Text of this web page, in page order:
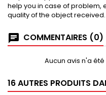
help you in case of problem,
quality of the object received.
COMMENTAIRES (0)
Aucun avis n'a
16 AUTRES PRODUITS